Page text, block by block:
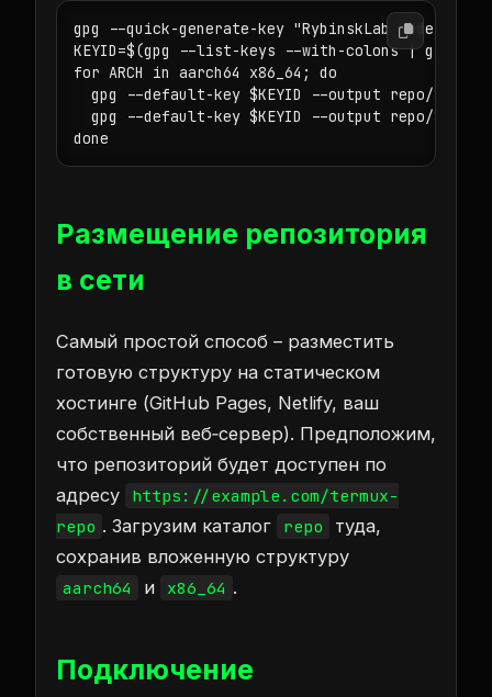
gpg --quick-generate-key "RybinskLab " default
KEYID=$(gpg --list-keys --with-colons | grep
for ARCH in aarch64 x86_64; do
gpg --default-key $KEYID --output repo/
gpg --default-key $KEYID --output repo/
done
Размещение репозитория
в сети
Самый простой способ – разместить
готовую структуру на статическом
хостинге (GitHub Pages, Netlify, ваш
собственный веб‑сервер). Предположим,
что репозиторий будет доступен по
адресу
https://example.com/termux-
repo . Загрузим каталог repo
туда,
сохранив вложенную структуру
aarch64 и x86_64 .
Подключение